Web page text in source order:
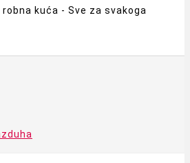
kuća - Sve za svakoga